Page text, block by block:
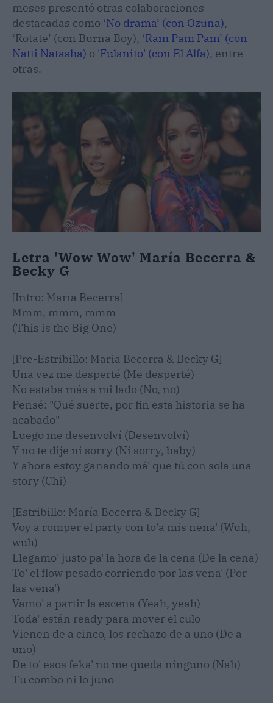
meses presentó otras colaboraciones
destacadas como ‘No drama’ (con Ozuna),
‘Rotate’ (con Burna Boy), ‘Ram Pam Pam’ (con
Natti Natasha) o 'Fulanito' (con El Alfa), entre
otras.
Letra 'Wow Wow' María Becerra &
Becky G
[Intro: María Becerra]
Mmm, mmm, mmm
(This is the Big One)
[Pre-Estribillo: Maria Becerra & Becky G]
Una vez me desperté (Me desperté)
No estaba más a mi lado (No, no)
Pensé: "Qué suerte, por fin esta historia se ha
acabado"
Luego me desenvolví (Desenvolví)
Y no te dije ni sorry (Ni sorry, baby)
Y ahora estoy ganando má' que tú con sola una
story (Chi)
[Estribillo: María Becerra & Becky G]
Voy a romper el party con to'a mis nena' (Wuh,
wuh)
Llegamo' justo pa' la hora de la cena (De la cena)
To' el flow pesado corriendo por las vena' (Por
las vena')
Vamo' a partir la escena (Yeah, yeah)
Toda' están ready para mover el culo
Vienen de a cinco, los rechazo de a uno (De a
uno)
De to' esos feka' no me queda ninguno (Nah)
Tu combo ni lo juno